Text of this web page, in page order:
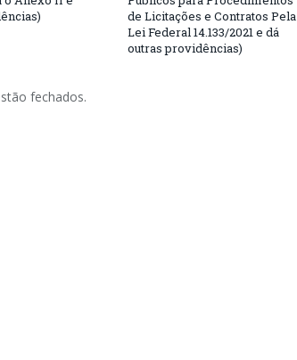
de Licitações e Contratos Pela
Lei Federal 14.133/2021 e dá
outras providências)
fechados.